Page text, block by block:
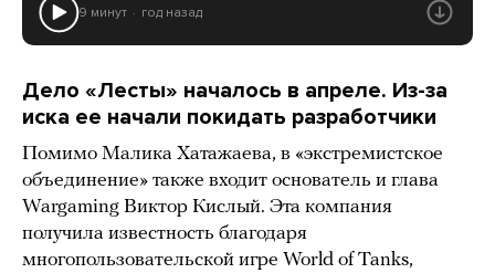
9 минут год назад
Дело «Лесты» началось в апреле. Из-за
иска ее начали покидать разработчики
Помимо Малика Хатажаева, в «экстремистское
объединение» также входит основатель и глава
Wargaming Виктор Кислый. Эта компания
получила известность благодаря
многопользовательской игре World of Tanks,